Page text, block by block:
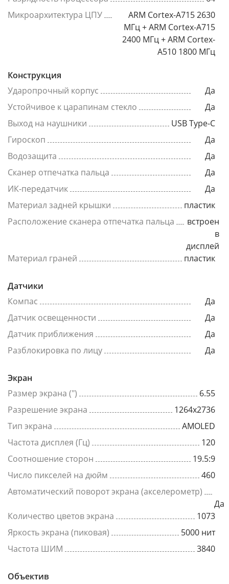
Микроархитектура ЦПУ
ARM Cortex-A715 2630
МГц + ARM Cortex-A715
2400 МГц + ARM Cortex-
A510 1800 МГц
Конструкция
Ударопрочный корпус
Да
Устойчивое к царапинам стекло
Да
Выход на наушники
USB Type-C
Гироскоп
Да
Водозащита
Да
Сканер отпечатка пальца
Да
ИК-передатчик
Да
Материал задней крышки
пластик
Расположение сканера отпечатка пальца
встроен
в
дисплей
Материал граней
пластик
Датчики
Компас
Да
Датчик освещенности
Да
Датчик приближения
Да
Разблокировка по лицу
Да
Экран
Размер экрана (")
6.55
Разрешение экрана
1264x2736
Тип экрана
AMOLED
Частота дисплея (Гц)
120
Соотношение сторон
19.5:9
Число пикселей на дюйм
460
Автоматический поворот экрана (акселерометр)
Да
Количество цветов экрана
1073
Яркость экрана (пиковая)
5000 нит
Частота ШИМ
3840
Объектив